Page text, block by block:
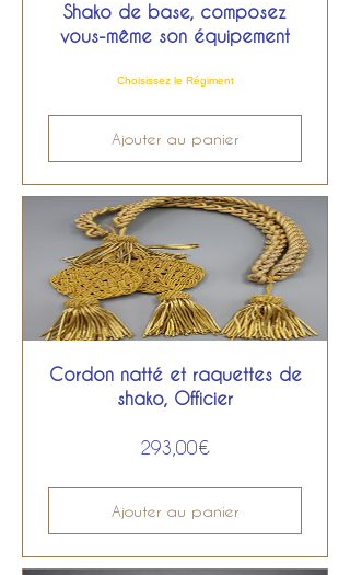
Shako de base, composez
vous-même son équipement
Choisissez le Régiment
Ajouter au panier
Cordon natté et raquettes de
shako, Officier
293,00€Prix
Ajouter au panier